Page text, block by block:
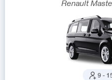
Renault
9 -